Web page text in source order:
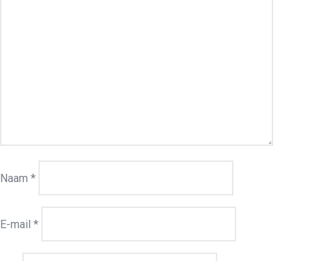
Naam *
E-mail *